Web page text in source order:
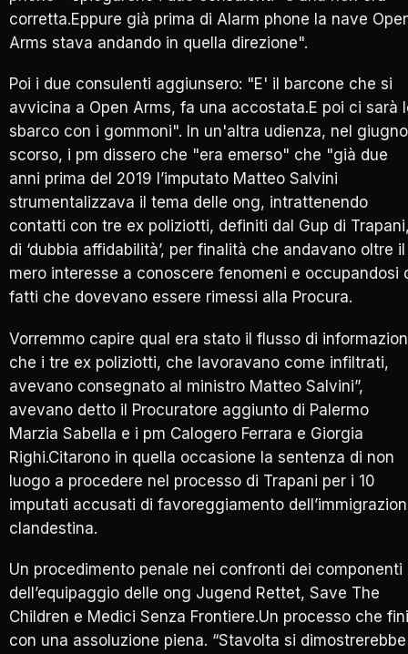
corretta.Eppure già prima di Alarm phone la nave
Arms stava andando in quella direzione".
Poi i due consulenti aggiunsero: "E' il barcone che si
avvicina a Open Arms, fa una accostata.E poi ci sarà
sbarco con i gommoni". In un'altra udienza, nel giugno
scorso, i pm dissero che "era emerso" che "già due
anni prima del 2019 l’imputato Matteo Salvini
strumentalizzava il tema delle ong, intrattenendo
contatti con tre ex poliziotti, definiti dal Gup di
di ‘dubbia affidabilità’, per finalità che andavano oltre il
mero interesse a conoscere fenomeni e occupandosi
fatti che dovevano essere rimessi alla Procura.
Vorremmo capire qual era stato il flusso di
che i tre ex poliziotti, che lavoravano come infiltrati,
avevano consegnato al ministro Matteo Salvini”,
avevano detto il Procuratore aggiunto di Palermo
Marzia Sabella e i pm Calogero Ferrara e Giorgia
Righi.Citarono in quella occasione la sentenza di non
luogo a procedere nel processo di Trapani per i 10
imputati accusati di favoreggiamento
clandestina.
Un procedimento penale nei confronti dei componenti
dell’equipaggio delle ong Jugend Rettet, Save The
Children e Medici Senza Frontiere.Un processo che
con una assoluzione piena. “Stavolta si